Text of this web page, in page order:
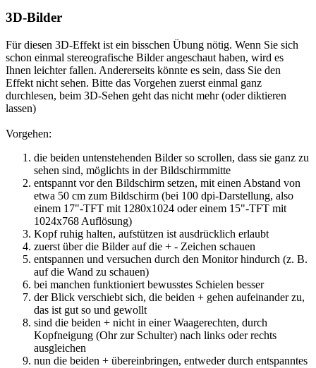
3D-Bilder
Für diesen 3D-Effekt ist ein bisschen Übung nötig. Wenn Sie sich
schon einmal stereografische Bilder angeschaut haben, wird es
Ihnen leichter fallen. Andererseits könnte es sein, dass Sie den
Effekt nicht sehen. Bitte das Vorgehen zuerst einmal ganz
durchlesen, beim 3D-Sehen geht das nicht mehr (oder diktieren
lassen)
Vorgehen:
die beiden untenstehenden Bilder so scrollen, dass sie ganz zu
sehen sind, möglichts in der Bildschirmmitte
entspannt vor den Bildschirm setzen, mit einen Abstand von
etwa 50 cm zum Bildschirm (bei 100 dpi-Darstellung, also
einem 17"-TFT mit 1280x1024 oder einem 15"-TFT mit
1024x768 Auflösung)
Kopf ruhig halten, aufstützen ist ausdrücklich erlaubt
zuerst über die Bilder auf die + - Zeichen schauen
entspannen und versuchen durch den Monitor hindurch (z. B.
auf die Wand zu schauen)
bei manchen funktioniert bewusstes Schielen besser
der Blick verschiebt sich, die beiden + gehen aufeinander zu,
das ist gut so und gewollt
sind die beiden + nicht in einer Waagerechten, durch
Kopfneigung (Ohr zur Schulter) nach links oder rechts
ausgleichen
nun die beiden + übereinbringen, entweder durch entspanntes